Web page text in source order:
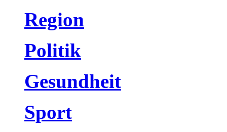
Region
Politik
Gesundheit
Sport